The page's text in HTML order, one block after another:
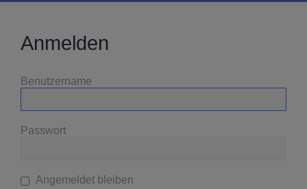
Anmelden
Benutzername
Passwort
Angemeldet bleiben